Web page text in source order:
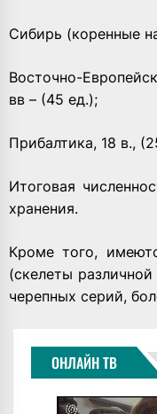
Сибирь (коренные
Восточно-
вв – (45 ед.);
Прибалтика, 18 в.,
Итоговая
хранения.
Кроме того,
(скелеты
черепных серий,
ОНЛАЙН ТВ